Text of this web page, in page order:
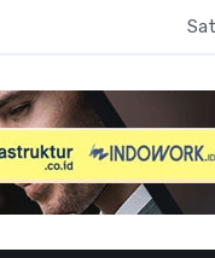
Naik 100 Bps, Destry